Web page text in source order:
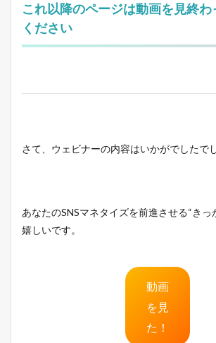
これ以降のページは動画を見終
ください
さて、ウェビナーの内容はいかがでしたで
あなたのSNSマネタイズを前進させる“きっ
嬉しいです。
動画
を見
た！